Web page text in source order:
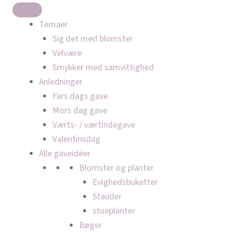
Temaer
Sig det med blomster
Velvære
Smykker med samvittighed
Anledninger
Fars dags gave
Mors dag gave
Værts- / værtindegave
Valentinsdag
Alle gaveidéer
Blomster og planter
Evighedsbuketter
Stauder
stueplanter
Bøger